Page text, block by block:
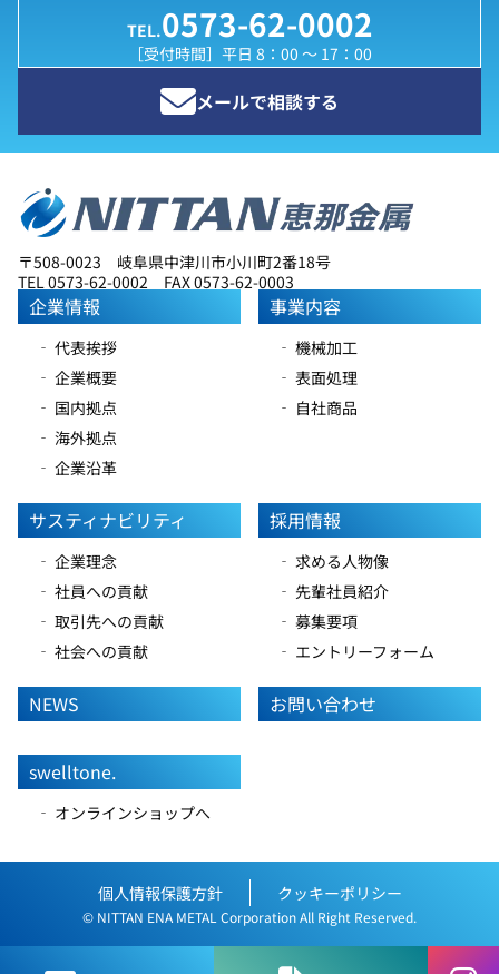
TEL.0573-62-0002
［受付時間］平日 8：00 ～ 17：00
メールで相談する
〒508-0023 岐阜県中津川市小川町2番18号
TEL 0573-62-0002 FAX 0573-62-0003
企業情報
‐ 代表挨拶
‐ 企業概要
‐ 国内拠点
‐ 海外拠点
‐ 企業沿革
事業内容
‐ 機械加工
‐ 表面処理
‐ 自社商品
サスティナビリティ
‐ 企業理念
‐ 社員への貢献
‐ 取引先への貢献
‐ 社会への貢献
採用情報
‐ 求める人物像
‐ 先輩社員紹介
‐ 募集要項
‐ エントリーフォーム
NEWS お問い合わせ
swelltone.
‐ オンラインショップへ
個人情報保護方針 クッキーポリシー
© NITTAN ENA METAL Corporation All Right Reserved.